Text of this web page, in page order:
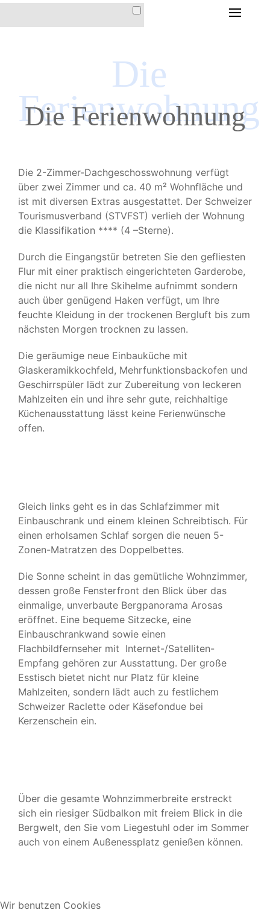
DIE FERIENWOHNUNG
DIE FERIENWOHNUNG
IM HAUS CHRISTINA
AUSSTATTUNG &
PREISE &
KONDITIONEN
DER ORT AROSA
IMPRESSIONEN
KONTAKT & BUCHUNG
Die
Ferienwohnung
Die Ferienwohnung
Die 2-Zimmer-Dachgeschosswohnung verfügt
über zwei Zimmer und ca. 40 m² Wohnfläche und
ist mit diversen Extras ausgestattet. Der Schweizer
Tourismusverband (STVFST) verlieh der Wohnung
die Klassifikation **** (4 –Sterne).
Durch die Eingangstür betreten Sie den gefliesten
Flur mit einer praktisch eingerichteten Garderobe,
die nicht nur all Ihre Skihelme aufnimmt sondern
auch über genügend Haken verfügt, um Ihre
feuchte Kleidung in der trockenen Bergluft bis zum
nächsten Morgen trocknen zu lassen.
Die geräumige neue Einbauküche mit
Glaskeramikkochfeld, Mehrfunktionsbackofen und
Geschirrspüler lädt zur Zubereitung von leckeren
Mahlzeiten ein und ihre sehr gute, reichhaltige
Küchenausstattung lässt keine Ferienwünsche
offen.
Gleich links geht es in das Schlafzimmer mit
Einbauschrank und einem kleinen Schreibtisch. Für
einen erholsamen Schlaf sorgen die neuen 5-
Zonen-Matratzen des Doppelbettes.
Die Sonne scheint in das gemütliche Wohnzimmer,
dessen große Fensterfront den Blick über das
einmalige, unverbaute Bergpanorama Arosas
eröffnet. Eine bequeme Sitzecke, eine
Einbauschrankwand sowie einen
Flachbildfernseher mit Internet-/Satelliten-
Empfang gehören zur Ausstattung. Der große
Esstisch bietet nicht nur Platz für kleine
Mahlzeiten, sondern lädt auch zu festlichem
Schweizer Raclette oder Käsefondue bei
Kerzenschein ein.
Über die gesamte Wohnzimmerbreite erstreckt
sich ein riesiger Südbalkon mit freiem Blick in die
Bergwelt, den Sie vom Liegestuhl oder im Sommer
auch von einem Außenessplatz genießen können.
Wir benutzen Cookies